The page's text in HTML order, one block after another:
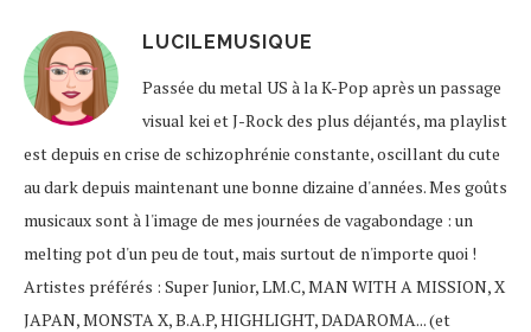
LUCILEMUSIQUE
Passée du metal US à la K-Pop après un passage
visual kei et J-Rock des plus déjantés, ma playlist
est depuis en crise de schizophrénie constante, oscillant du cute
au dark depuis maintenant une bonne dizaine d'années. Mes goûts
musicaux sont à l'image de mes journées de vagabondage : un
melting pot d'un peu de tout, mais surtout de n'importe quoi !
Artistes préférés : Super Junior, LM.C, MAN WITH A MISSION, X
JAPAN, MONSTA X, B.A.P, HIGHLIGHT, DADAROMA... (et